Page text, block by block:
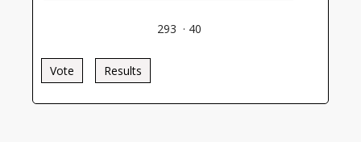
293 · 40
Vote Results